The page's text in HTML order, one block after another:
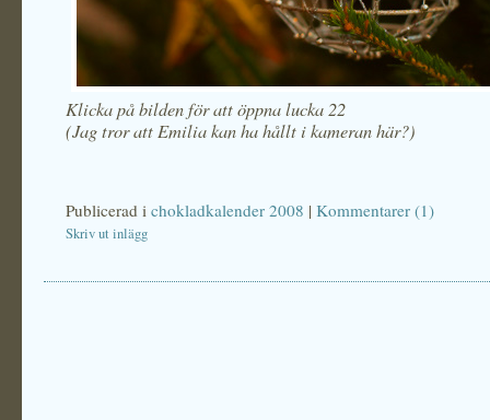
Klicka på bilden för att öppna lucka 22
(Jag tror att Emilia kan ha hållt i kameran här?)
Publicerad i chokladkalender 2008 | Kommentarer (1)
Skriv ut inlägg